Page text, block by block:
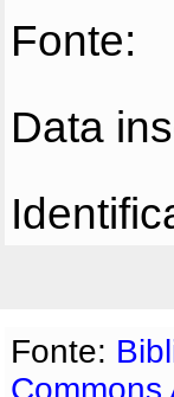
Fonte:
Data
Fonte:
Commons